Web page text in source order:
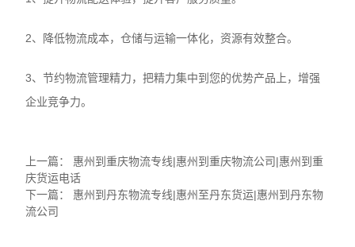
2、降低物流成本，仓储与运输一体化，资源有效整合。
3、节约物流管理精力，把精力集中到您的优势产品上，增强
企业竞争力。
上一篇： 惠州到重庆物流专线|惠州到重庆物流公司|惠州到重
庆货运电话
下一篇： 惠州到丹东物流专线|惠州至丹东货运|惠州到丹东物
流公司